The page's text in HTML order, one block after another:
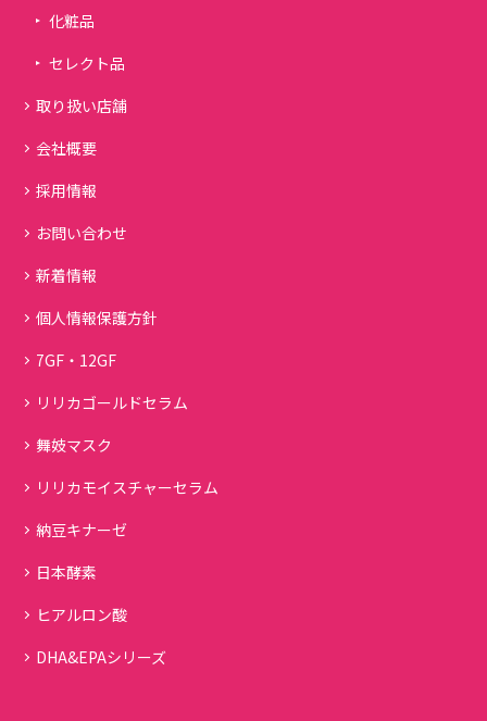
化粧品
セレクト品
取り扱い店舗
会社概要
採用情報
お問い合わせ
新着情報
個人情報保護方針
7GF・12GF
リリカゴールドセラム
舞妓マスク
リリカモイスチャーセラム
納豆キナーゼ
日本酵素
ヒアルロン酸
DHA&EPAシリーズ